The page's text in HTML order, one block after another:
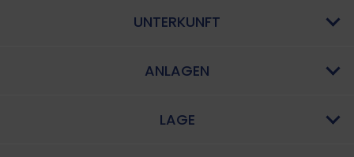
UNTERKUNFT
ANLAGEN
LAGE